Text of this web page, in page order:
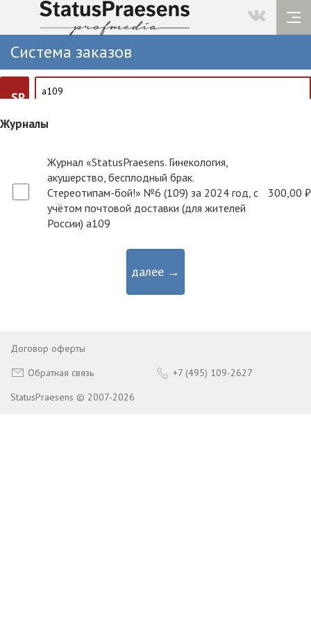
Система заказов
SP
Журналы
Журнал «StatusPraesens. Гинекология,
акушерство, бесплодный брак.
Стереотипам-бой!» №6 (109) за 2024 год, с
учётом почтовой доставки (для жителей
России) a109
300,00 ₽
далее →
Договор оферты
Обратная связь
+7 (495) 109-2627
StatusPraesens © 2007-2026